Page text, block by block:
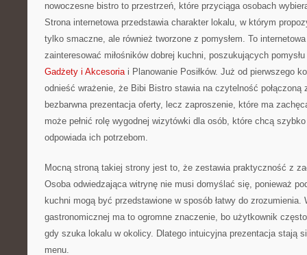
nowoczesne bistro to przestrzeń, które przyciąga osobach
Strona internetowa przedstawia charakter lokalu, w którym
tylko smaczne, ale również tworzone z pomysłem. To
zainteresować miłośników dobrej kuchni, poszukujących
Gadżety i Akcesoriai Planowanie Posiłków. Już od pierwszego
odnieść wrażenie, że Bibi Bistro stawia na czytelność połączoną
bezbarwna prezentacja oferty, lecz zaproszenie, które ma
może pełnić rolę wygodnej wizytówki dla osób, które chcą
odpowiada ich potrzebom.
Mocną stroną takiej strony jest to, że zestawia praktyczność z
Osoba odwiedzająca witrynę nie musi domyślać się, ponieważ
kuchni mogą być przedstawione w sposób łatwy do zrozumienia.
gastronomicznej ma to ogromne znaczenie, bo użytkownik
gdy szuka lokalu w okolicy. Dlatego intuicyjna prezentacja stają
menu.